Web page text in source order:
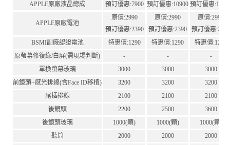
APPLE原廠液晶總成
預訂優惠:7900 預訂優惠:10900 預訂優惠
APPLE原廠電池
原價:2990
預訂優惠:2390
原價:2990
預訂優惠:2390
原價:2990
預訂優惠:2390
BSMI副廠認證電池
特惠價:1290 特惠價:1290
特惠價:1290
原螢幕修復綠/白屏(需現場判斷)
- -
-
單換螢幕玻璃
3000 3000
3000
前鏡頭+感光排線(含Face ID移植)
3200 3200
3200
尾插排線
2100 2100
2100
後鏡頭
2200 2500
3600
後鏡頭玻璃
1000(顆) 1000(顆)
1000(顆)
聽筒
2000 2000
2000